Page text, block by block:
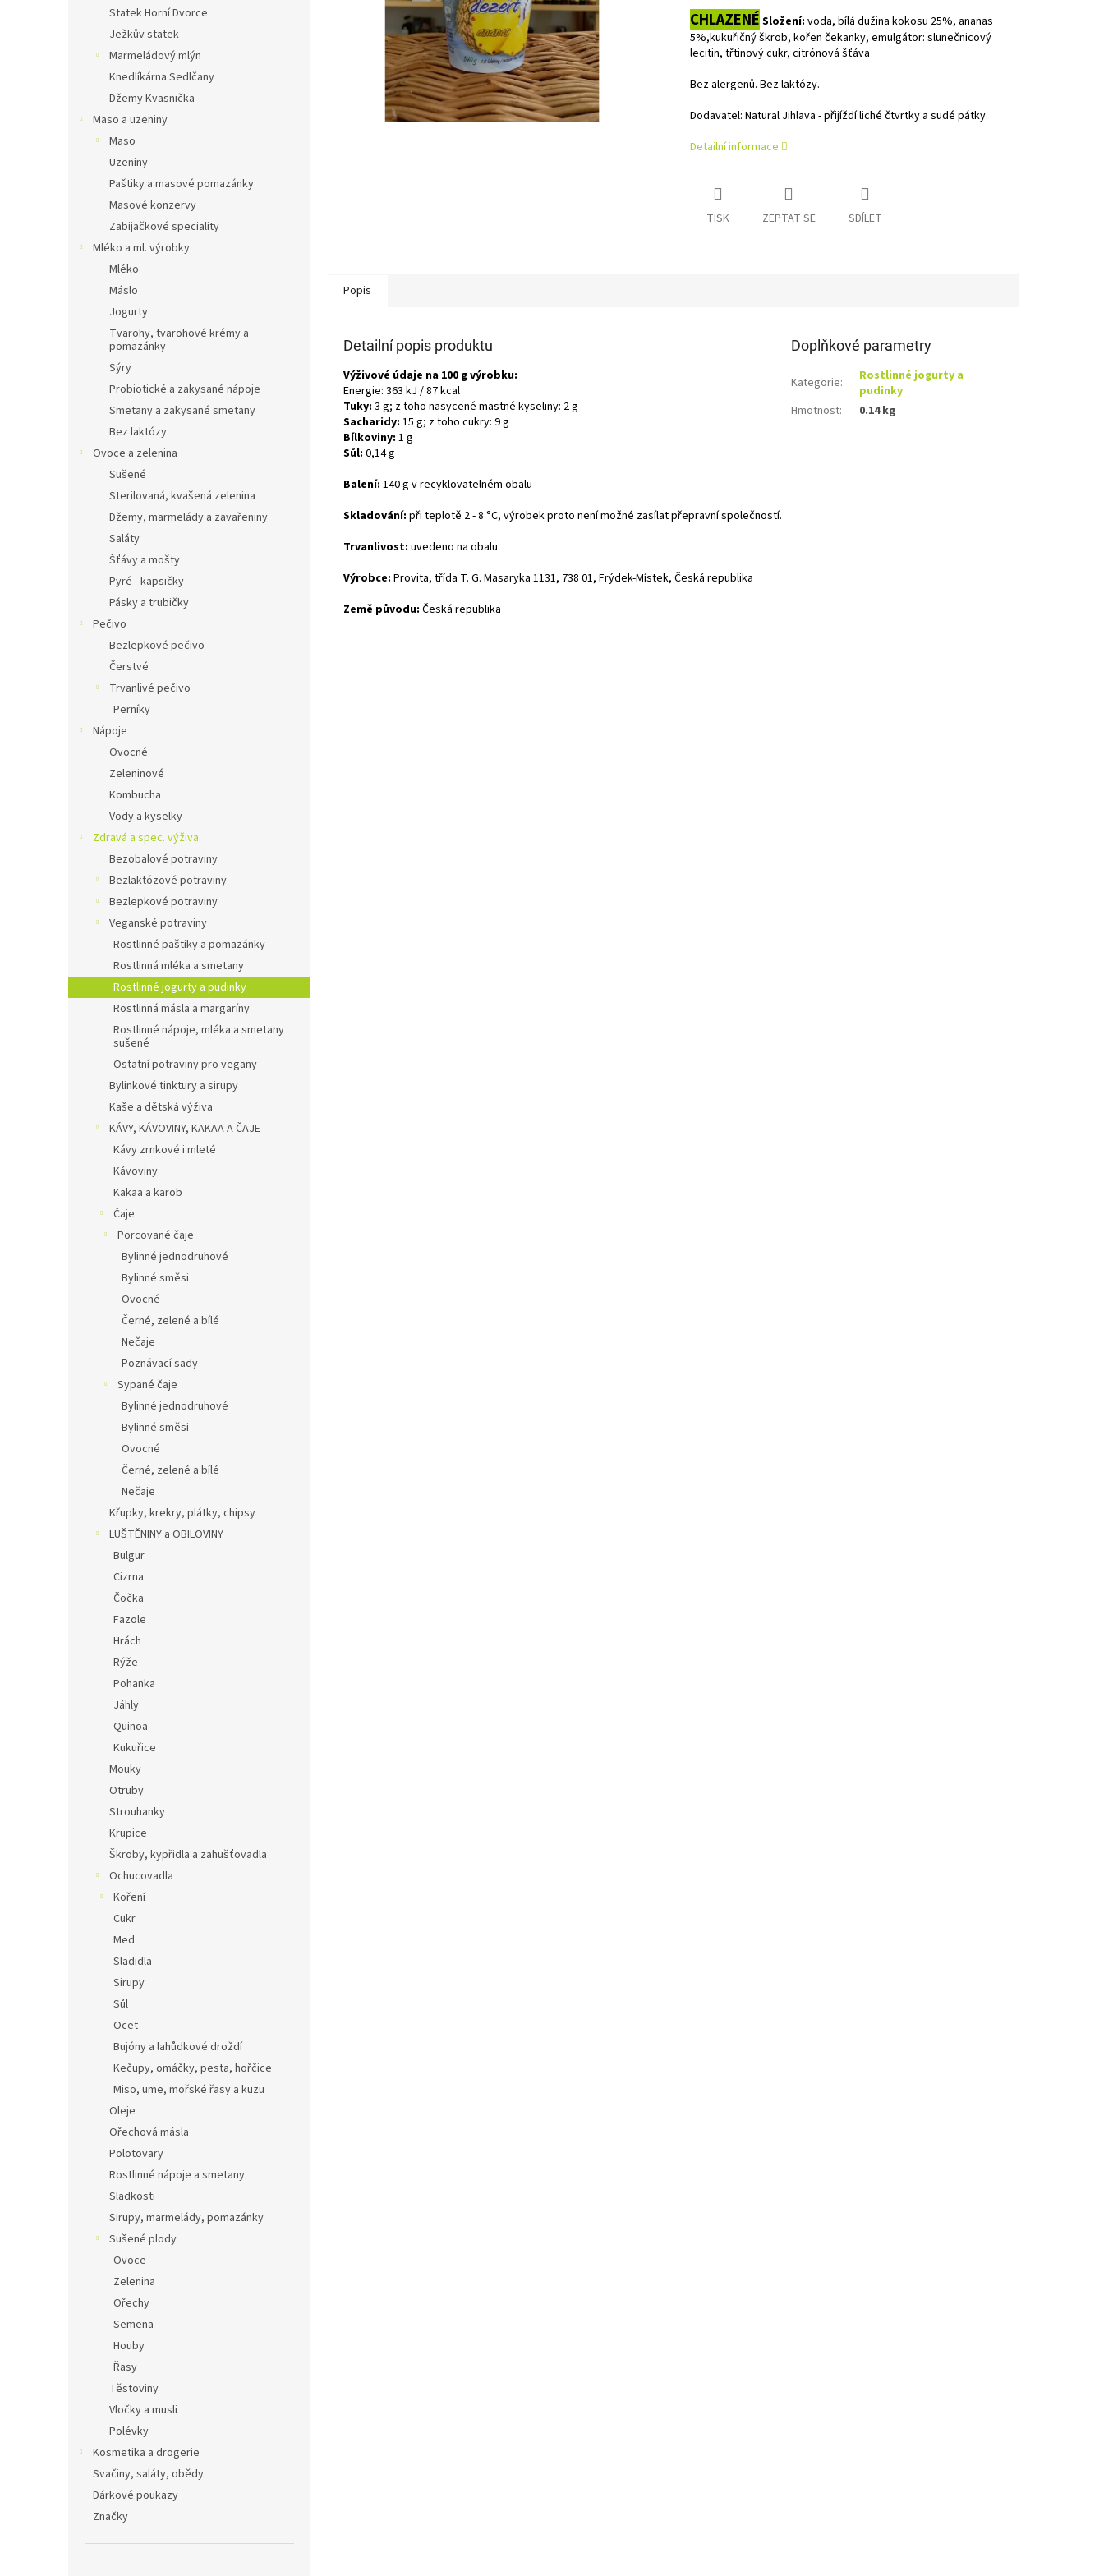
Statek Horní Dvorce
Ježkův statek
Marmeládový mlýn
Knedlíkárna Sedlčany
Džemy Kvasnička
Maso a uzeniny
Maso
Uzeniny
Paštiky a masové pomazánky
Masové konzervy
Zabijačkové speciality
Mléko a ml. výrobky
Mléko
Máslo
Jogurty
Tvarohy, tvarohové krémy a
pomazánky
Sýry
Probiotické a zakysané nápoje
Smetany a zakysané smetany
Bez laktózy
Ovoce a zelenina
Sušené
Sterilovaná, kvašená zelenina
Džemy, marmelády a zavařeniny
Saláty
Šťávy a mošty
Pyré - kapsičky
Pásky a trubičky
Pečivo
Bezlepkové pečivo
Čerstvé
Trvanlivé pečivo
Perníky
Nápoje
Ovocné
Zeleninové
Kombucha
Vody a kyselky
Zdravá a spec. výživa
Bezobalové potraviny
Bezlaktózové potraviny
Bezlepkové potraviny
Veganské potraviny
Rostlinné paštiky a pomazánky
Rostlinná mléka a smetany
Rostlinné jogurty a pudinky
Rostlinná másla a margaríny
Rostlinné nápoje, mléka a smetany
sušené
Ostatní potraviny pro vegany
Bylinkové tinktury a sirupy
Kaše a dětská výživa
KÁVY, KÁVOVINY, KAKAA A ČAJE
Kávy zrnkové i mleté
Kávoviny
Kakaa a karob
Čaje
Porcované čaje
Bylinné jednodruhové
Bylinné směsi
Ovocné
Černé, zelené a bílé
Nečaje
Poznávací sady
Sypané čaje
Bylinné jednodruhové
Bylinné směsi
Ovocné
Černé, zelené a bílé
Nečaje
Křupky, krekry, plátky, chipsy
LUŠTĚNINY a OBILOVINY
Bulgur
Cizrna
Čočka
Fazole
Hrách
Rýže
Pohanka
Jáhly
Quinoa
Kukuřice
Mouky
Otruby
Strouhanky
Krupice
Škroby, kypřidla a zahušťovadla
Ochucovadla
Koření
Cukr
Med
Sladidla
Sirupy
Sůl
Ocet
Bujóny a lahůdkové droždí
Kečupy, omáčky, pesta, hořčice
Miso, ume, mořské řasy a kuzu
Oleje
Ořechová másla
Polotovary
Rostlinné nápoje a smetany
Sladkosti
Sirupy, marmelády, pomazánky
Sušené plody
Ovoce
Zelenina
Ořechy
Semena
Houby
Řasy
Těstoviny
Vločky a musli
Polévky
Kosmetika a drogerie
Svačiny, saláty, obědy
Dárkové poukazy
Značky
CHLAZENÉ Složení: voda, bílá dužina kokosu 25%, ananas
5%,kukuřičný škrob, kořen čekanky, emulgátor: slunečnicový
lecitin, třtinový cukr, citrónová šťáva
Bez alergenů. Bez laktózy.
Dodavatel: Natural Jihlava - přijíždí liché čtvrtky a sudé pátky.
Detailní informace
TISK ZEPTAT SE SDÍLET
Popis
Detailní popis produktu
Výživové údaje na 100 g výrobku:
Energie: 363 kJ / 87 kcal
Tuky: 3 g; z toho nasycené mastné kyseliny: 2 g
Sacharidy: 15 g; z toho cukry: 9 g
Bílkoviny: 1 g
Sůl: 0,14 g
Balení: 140 g v recyklovatelném obalu
Skladování: při teplotě 2 - 8 °C, výrobek proto není možné zasílat přepravní společností.
Trvanlivost: uvedeno na obalu
Výrobce: Provita, třída T. G. Masaryka 1131, 738 01, Frýdek-Místek, Česká republika
Země původu: Česká republika
Doplňkové parametry
Kategorie:
Rostlinné jogurty a
pudinky
Hmotnost: 0.14 kg